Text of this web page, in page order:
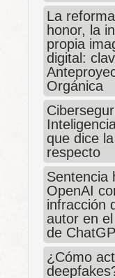
La
honor, la
propia
digital:
Orgánica
que dice
respecto
Sentencia
OpenAI
infracción
autor en
de
¿Cómo